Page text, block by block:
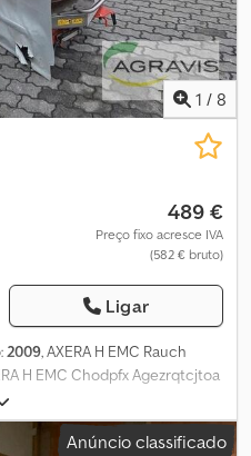
1 / 8
489 €
Preço fixo acresce IVA
(582 € bruto)
Ligar
2009, AXERA H EMC Rauch
H EMC Chodpfx Agezrqtcjtoa
visor separado lona de
Anúncio classificado